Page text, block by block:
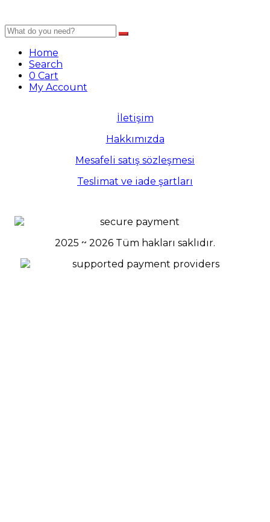
Home
Search
0 Cart
My Account
İletişim
Hakkımızda
Mesafeli satış sözleşmesi
Teslimat ve iade şartları
2025 ~ 2026 Tüm hakları saklıdır.